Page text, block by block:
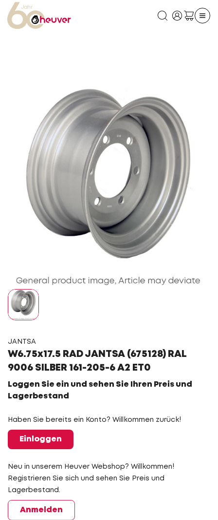
JANTSA
W6.75x17.5 RAD JANTSA (675128) RAL
9006 SILBER 161-205-6 A2 ET0
Loggen Sie ein und sehen Sie Ihren Preis und
Lagerbestand
Haben Sie bereits ein Konto? Willkommen zurück!
Einloggen
Neu in unserem Heuver Webshop? Willkommen!
Registrieren Sie sich und sehen Sie Preis und
Lagerbestand.
Anmelden